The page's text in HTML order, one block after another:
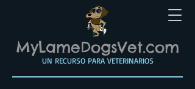
MyLameDogsVet.com
UN RECURSO PARA VETERINARIOS